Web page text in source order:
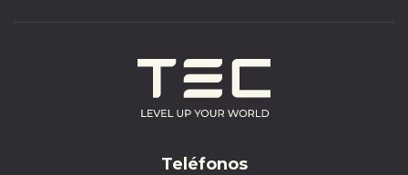
Teléfonos